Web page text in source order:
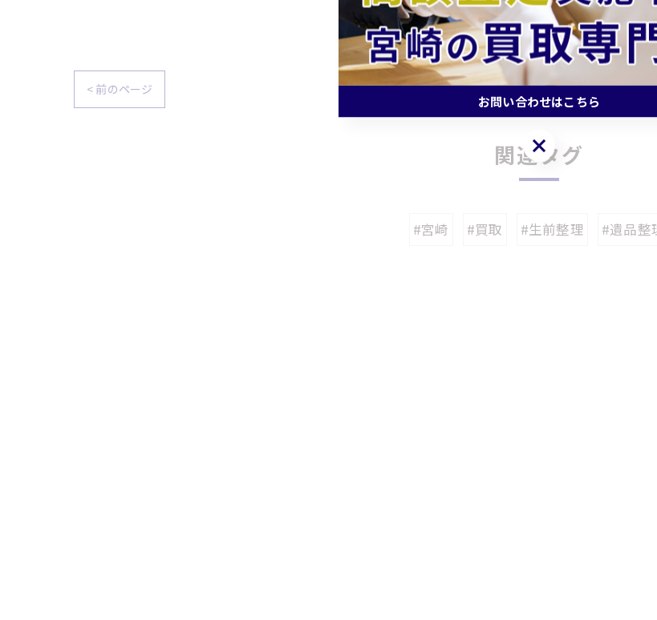
< 前のページ 一覧に戻る
関連タグ
#宮崎 #買取 #生前整理 #遺品整
お問い合わせはこちら
お問い合わせはこちら